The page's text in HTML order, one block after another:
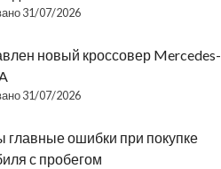
31/07/2026
новый кроссовер Mercedes-
31/07/2026
главные ошибки при покупке
с пробегом